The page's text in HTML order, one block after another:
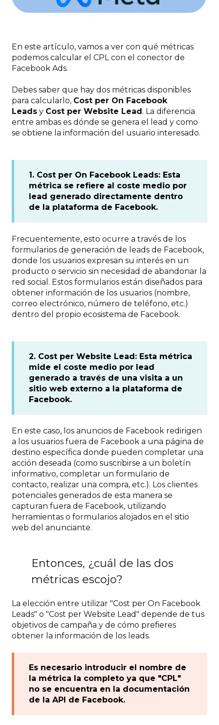
En este artículo, vamos a ver con qué métricas
podemos calcular el CPL con el conector de
Facebook Ads.
Debes saber que hay dos métricas disponibles
para calcularlo, Cost per On Facebook
Leads y Cost per Website Lead. La diferencia
entre ambas es dónde se genera el lead y como
se obtiene la información del usuario interesado.
1. Cost per On Facebook Leads: Esta
métrica se refiere al coste medio por
lead generado directamente dentro
de la plataforma de Facebook.
Frecuentemente, esto ocurre a través de los
formularios de generación de leads de Facebook,
donde los usuarios expresan su interés en un
producto o servicio sin necesidad de abandonar la
red social. Estos formularios están diseñados para
obtener información de los usuarios (nombre,
correo electrónico, número de teléfono, etc.)
dentro del propio ecosistema de Facebook.
2. Cost per Website Lead: Esta métrica
mide el coste medio por lead
generado a través de una visita a un
sitio web externo a la plataforma de
Facebook.
En este caso, los anuncios de Facebook redirigen
a los usuarios fuera de Facebook a una página de
destino específica donde pueden completar una
acción deseada (como suscribirse a un boletín
informativo, completar un formulario de
contacto, realizar una compra, etc.). Los clientes
potenciales generados de esta manera se
capturan fuera de Facebook, utilizando
herramientas o formularios alojados en el sitio
web del anunciante.
Entonces, ¿cuál de las dos
métricas escojo?
La elección entre utilizar "Cost per On Facebook
Leads" o "Cost per Website Lead" depende de tus
objetivos de campaña y de cómo prefieres
obtener la información de los leads.
Es necesario introducir el nombre de
la métrica la completo ya que "CPL"
no se encuentra en la documentación
de la API de Facebook.